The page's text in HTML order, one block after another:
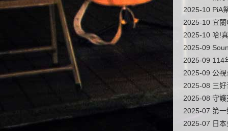
2025-10 PiA
2025-10 宜
2025-10 哈!
2025-09
2025-09 114
2025-09 公
2025-08 三
2025-08 守
2025-07 第
2025-07 日